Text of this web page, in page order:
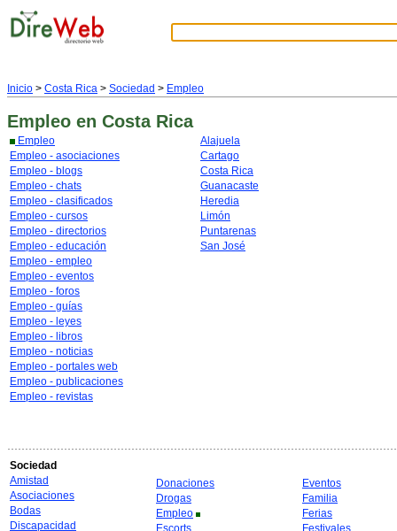
Inicio > Costa Rica > Sociedad > Empleo
Empleo en Costa Rica
Empleo
Empleo - asociaciones
Empleo - blogs
Empleo - chats
Empleo - clasificados
Empleo - cursos
Empleo - directorios
Empleo - educación
Empleo - empleo
Empleo - eventos
Empleo - foros
Empleo - guías
Empleo - leyes
Empleo - libros
Empleo - noticias
Empleo - portales web
Empleo - publicaciones
Empleo - revistas
Alajuela
Cartago
Costa Rica
Guanacaste
Heredia
Limón
Puntarenas
San José
Sociedad
Amistad
Asociaciones
Bodas
Discapacidad
Donaciones
Drogas
Empleo
Escorts
Eventos
Familia
Ferias
Festivales